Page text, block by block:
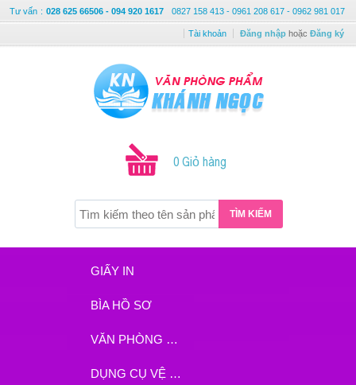
Tư vấn : 028 625 66506 - 094 920 1617 0827 158 413 - 0961 208 617 - 0962 981 017
Tài khoản Đăng nhập hoặc Đăng ký
0 Giỏ hàng
TÌM KIẾM
GIẤY IN
BÌA HỒ SƠ
VĂN PHÒNG PHẨM
DỤNG CỤ VỆ SINH